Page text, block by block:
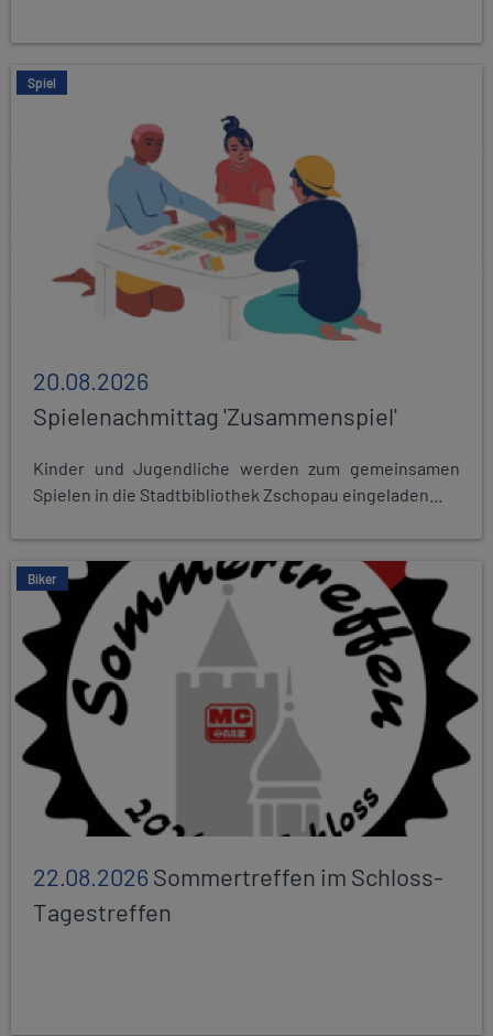
Spiel
20.08.2026
Spielenachmittag 'Zusammenspiel'
Kinder und Jugendliche werden zum gemeinsamen
Spielen in die Stadtbibliothek Zschopau eingeladen...
Biker
22.08.2026Sommertreffen im Schloss-
Tagestreffen